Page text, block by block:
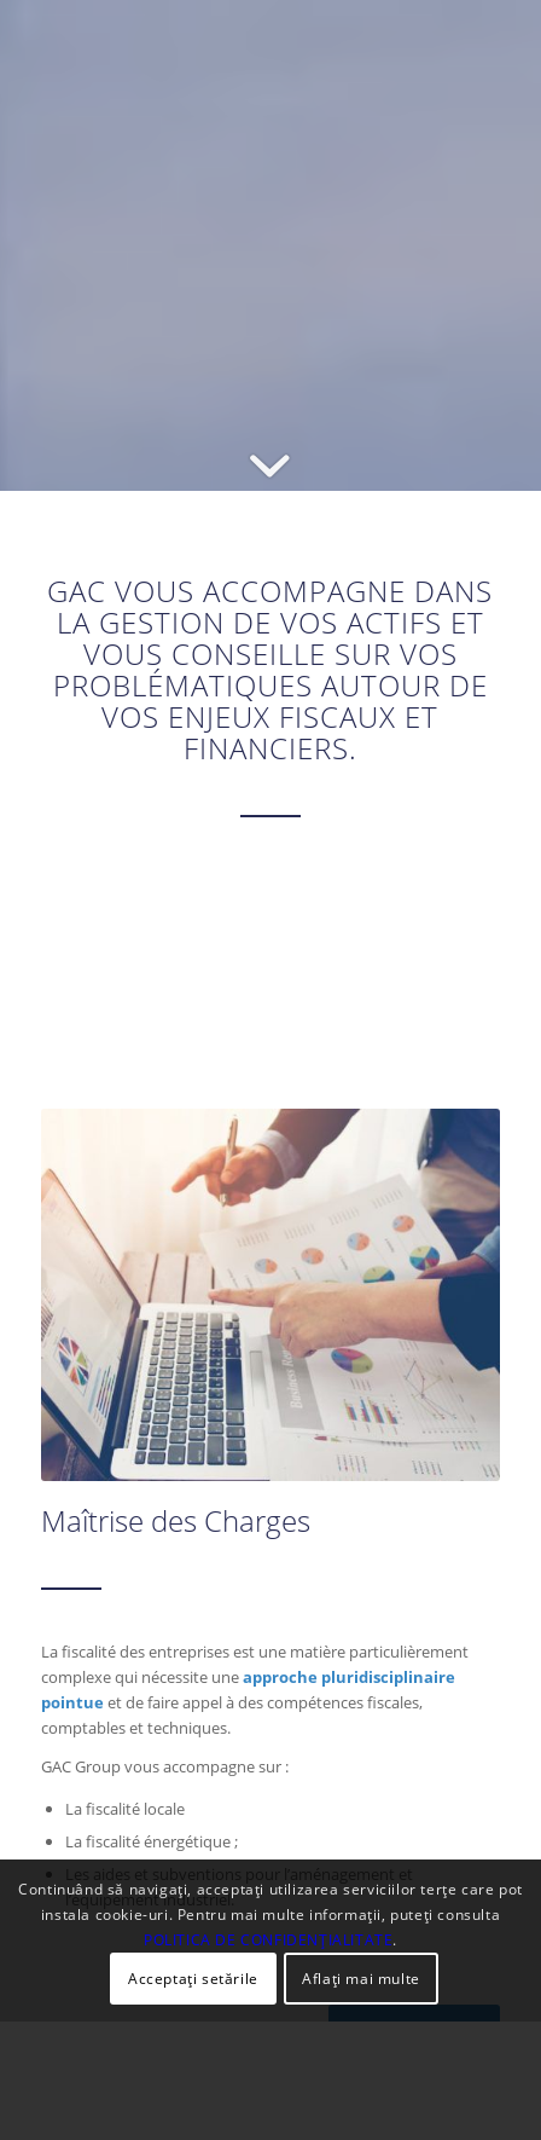
GAC VOUS ACCOMPAGNE DANS
LA GESTION DE VOS ACTIFS ET
VOUS CONSEILLE SUR VOS
PROBLÉMATIQUES AUTOUR DE
VOS ENJEUX FISCAUX ET
FINANCIERS.
Maîtrise des Charges
La fiscalité des entreprises est une matière particulièrement
complexe qui nécessite uneapproche pluridisciplinaire
pointue et de faire appel à des compétences fiscales,
comptables et techniques.
GAC Group vous accompagne sur :
La fiscalité locale
La fiscalité énergétique ;
l’équipement industriel.
Continuând să navigați, acceptați utilizarea serviciilor terțe care pot
instala cookie-uri. Pentru mai multe informații, puteți consulta
POLITICA DE CONFIDENȚIALITATE.
Acceptați setările
Aflați mai multe